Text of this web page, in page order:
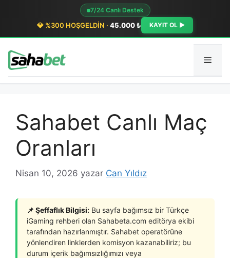
7/24 Canlı Destek
💎 %300 HOŞGELDİN · 45.000 ₺ KAYIT OL ►
Sahabet Canlı Maç
Oranları
Nisan 10, 2026 yazar Can Yıldız
📌 Şeffaflık Bilgisi: Bu sayfa bağımsız bir Türkçe
iGaming rehberi olan Sahabeta.com editörya ekibi
tarafından hazırlanmıştır. Sahabet operatörüne
yönlendiren linklerden komisyon kazanabiliriz; bu
durum içerik bağımsızlığımızı veya